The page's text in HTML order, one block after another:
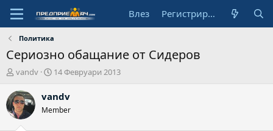
Влез Регистрирай се
Политика
Сериозно обащание от Сидеров
А
т
о
р
vandv
Н
ч
л
14 Февруари 2013
vandv
Member